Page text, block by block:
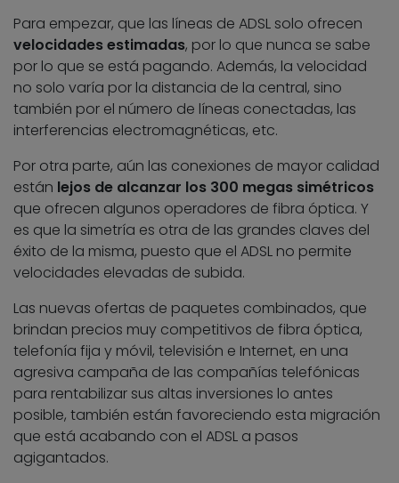
Para empezar, que las líneas de ADSL solo ofrecen
velocidades estimadas, por lo que nunca se sabe
por lo que se está pagando. Además, la velocidad
no solo varía por la distancia de la central, sino
también por el número de líneas conectadas, las
interferencias electromagnéticas, etc.
Por otra parte, aún las conexiones de mayor calidad
están lejos de alcanzar los 300 megas simétricos
que ofrecen algunos operadores de fibra óptica. Y
es que la simetría es otra de las grandes claves del
éxito de la misma, puesto que el ADSL no permite
velocidades elevadas de subida.
Las nuevas ofertas de paquetes combinados, que
brindan precios muy competitivos de fibra óptica,
telefonía fija y móvil, televisión e Internet, en una
agresiva campaña de las compañías telefónicas
para rentabilizar sus altas inversiones lo antes
posible, también están favoreciendo esta migración
que está acabando con el ADSL a pasos
agigantados.